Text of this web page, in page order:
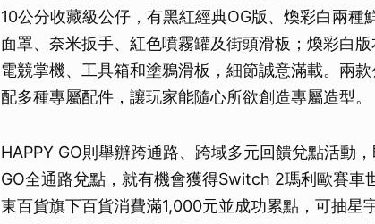
10公分收藏級公仔，有黑紅經典OG版、煥彩白兩種
面罩、奈米扳手、紅色噴霧罐及街頭滑板；煥彩白
電競掌機、工具箱和塗鴉滑板，細節誠意滿載。兩
配多種專屬配件，讓玩家能隨心所欲創造專屬造型。
HAPPY GO則舉辦跨通路、跨域多元回饋兌點活動
GO全通路兌點，就有機會獲得Switch 2瑪利歐賽車
東百貨旗下百貨消費滿1,000元並成功累點，可抽星